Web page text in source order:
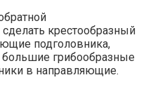
крестообразный
подголовника,
грибообразные
в направляющие.